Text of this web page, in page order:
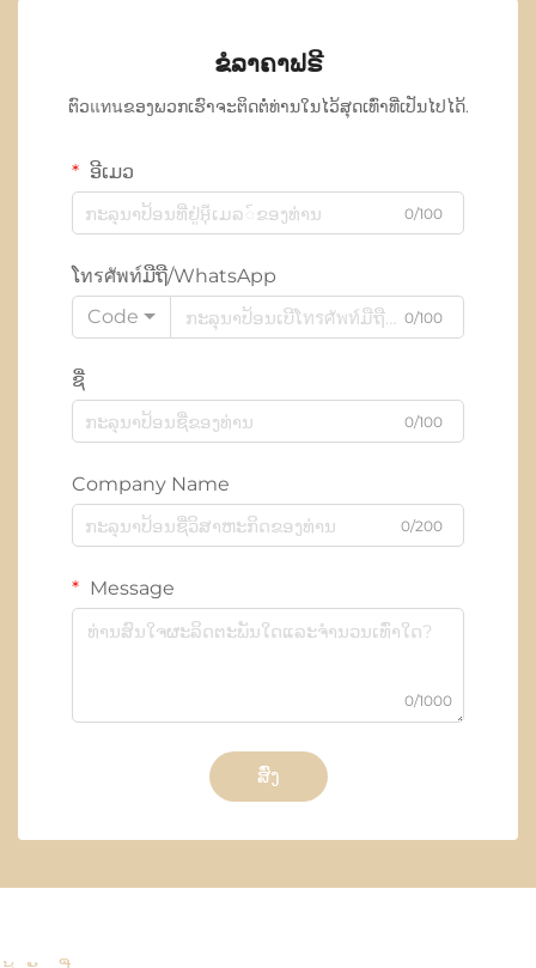
ຂໍລາຄາຟຣີ
ຕົວแทนຂອງພວກເຮົາຈະຕິດຕໍ່ທ່ານໃນໄວ້ສຸດເທົ່າທີ່ເປັນໄປໄດ້.
ອີເມວ
0/100
ໂทรศัพท์ມືຖື/WhatsApp
Code
0/100
ຊື່
0/100
Company Name
0/200
Message
0/1000
ສົ່ງ